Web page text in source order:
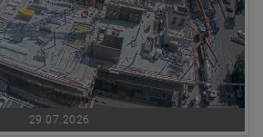
29.07.2026